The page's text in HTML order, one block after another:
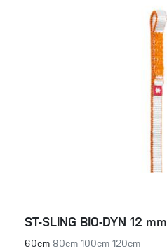
ST-SLING BIO-DYN 12 mm
60cm 80cm 100cm 120cm